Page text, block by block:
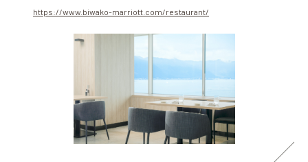
https://www.biwako-marriott.com/restaurant/